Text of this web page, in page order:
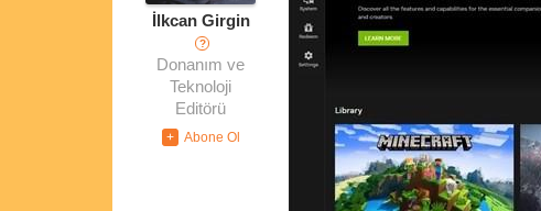
İlkcan Girgin
?
Donanım ve
Teknoloji
Editörü